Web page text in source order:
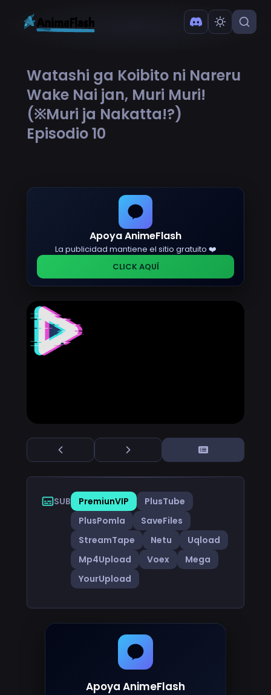
Watashi ga Koibito ni Nareru
Wake Nai jan, Muri Muri!
(※Muri ja Nakatta!?)
Episodio 10
Apoya AnimeFlash
La publicidad mantiene el sitio gratuito ❤️
CLICK AQUÍ
SUB PremiunVIP
PlusTube
PlusPomla
SaveFiles
StreamTape
Netu
Uqload
Mp4Upload
Voex
Mega
YourUpload
Apoya AnimeFlash